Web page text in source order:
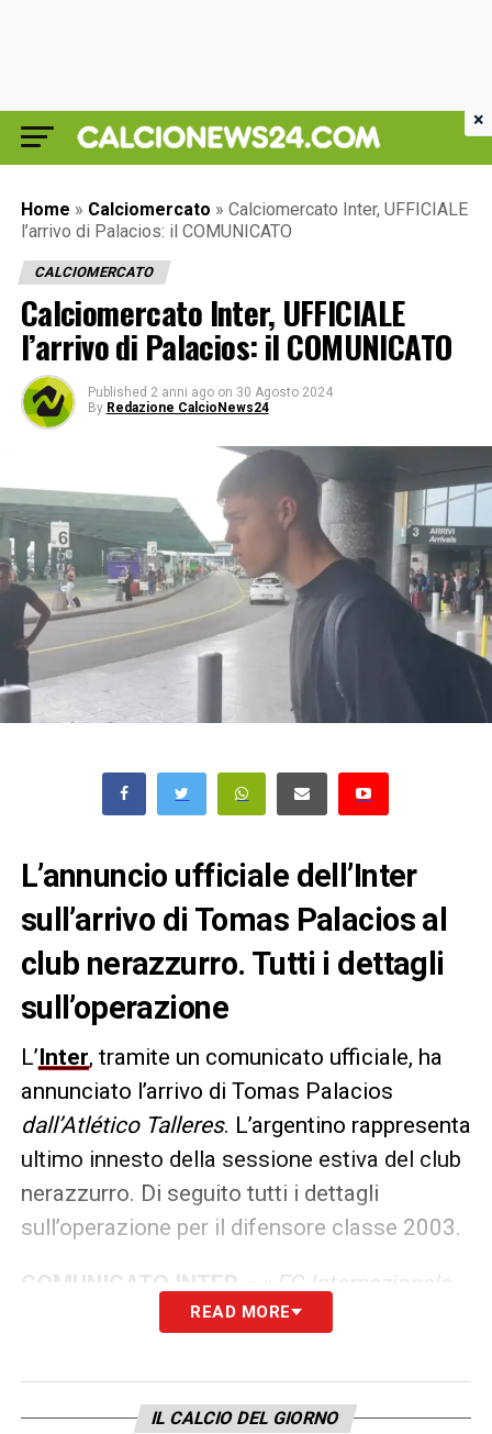
Home » Calciomercato » Calciomercato Inter, UFFICIALE
l’arrivo di Palacios: il COMUNICATO
CALCIOMERCATO
Calciomercato Inter, UFFICIALE
l’arrivo di Palacios: il COMUNICATO
Published 2 anni ago on 30 Agosto 2024
By Redazione CalcioNews24
L’annuncio ufficiale dell’Inter
sull’arrivo di Tomas Palacios al
club nerazzurro. Tutti i dettagli
sull’operazione
L’Inter, tramite un comunicato ufficiale, ha
annunciato l’arrivo di Tomas Palacios
dall’Atlético Talleres. L’argentino rappresenta
ultimo innesto della sessione estiva del club
nerazzurro. Di seguito tutti i dettagli
sull’operazione per il difensore classe 2003.
COMUNICATO INTER
« FC Internazionale
Milano comunica di aver acquisito le
Tomás Palacios dal Club Atlético Talleres. Il
difensore argentino classe 2003 si
READ MORE
IL CALCIO DEL GIORNO
×